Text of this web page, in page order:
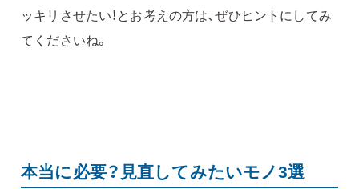
ッキリさせたい！とお考えの方は、ぜひヒントにしてみ
てくださいね。
本当に必要？見直してみたいモノ3選